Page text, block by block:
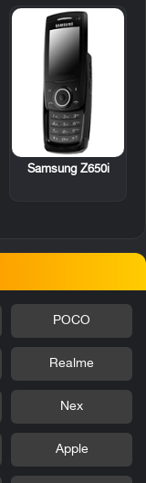
Samsung Z650i
POCO
Realme
Nex
Apple